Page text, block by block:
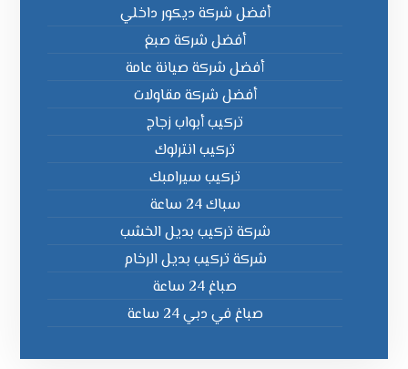
أفضل شركة ديكور داخلي
أفضل شركة صبغ
أفضل شركة صيانة عامة
أفضل شركة مقاولات
تركيب أبواب زجاج
تركيب انترلوك
تركيب سيرامبك
سباك 24 ساعة
شركة تركيب بديل الخشب
شركة تركيب بديل الرخام
صباغ 24 ساعة
صباغ في دبي 24 ساعة